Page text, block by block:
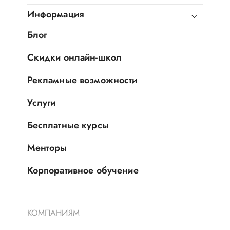
Информация
Блог
Скидки онлайн-школ
Рекламные возможности
Услуги
Бесплатные курсы
Менторы
Корпоративное обучение
КОМПАНИЯМ